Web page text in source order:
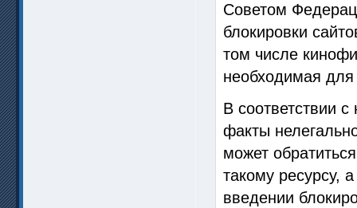
Советом
блокировки
том числе
необходимая
В соответствии
факты
может
такому ресурсу,
введении